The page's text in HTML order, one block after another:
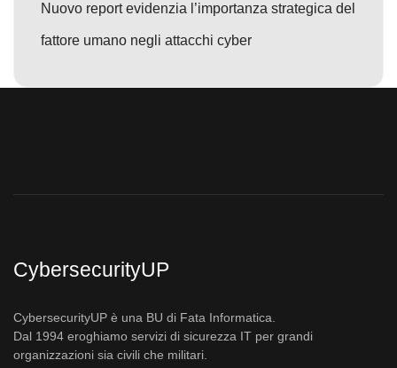
Nuovo report evidenzia l’importanza strategica del
fattore umano negli attacchi cyber
CybersecurityUP
CybersecurityUP è una BU di Fata Informatica.
Dal 1994 eroghiamo servizi di sicurezza IT per grandi
organizzazioni sia civili che militari.